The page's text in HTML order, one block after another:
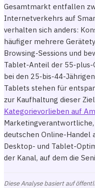
Gesamtmarkt entfallen
Internetverkehrs auf
verhalten sich anders:
häufiger mehrere
Browsing-Sessions und
Tablet-Anteil der 55-
bei den 25-bis-44-
Tablets stehen für
zur Kaufhaltung dieser
Kategorievorlieben auf
deutschen Online-Handel
Desktop- und Tablet-
der Kanal, auf dem die
Diese Analyse basiert auf